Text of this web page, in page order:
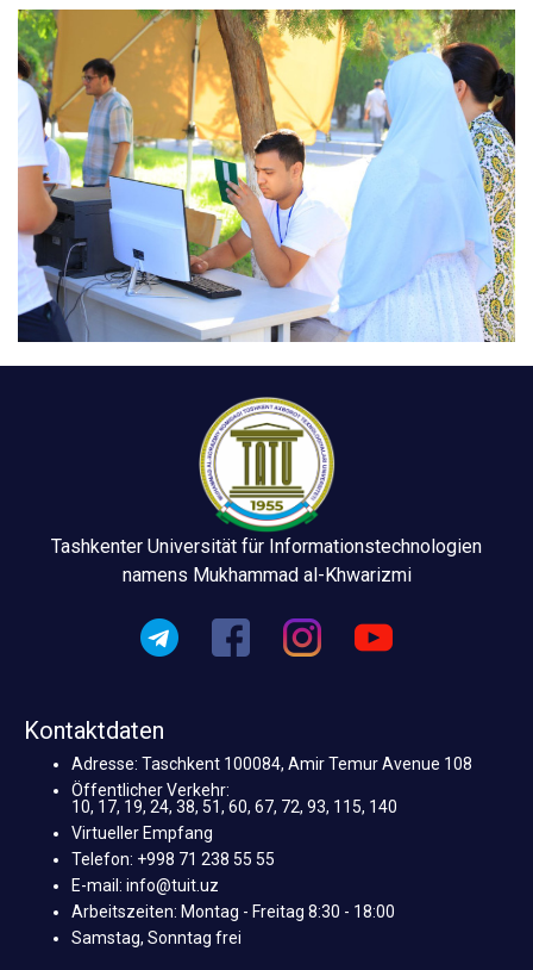
Tashkenter Universität für Informationstechnologien
namens Mukhammad al-Khwarizmi
Kontaktdaten
Adresse: Taschkent 100084, Amir Temur Avenue 108
Öffentlicher Verkehr:
10, 17, 19, 24, 38, 51, 60, 67, 72, 93, 115, 140
Virtueller Empfang
Telefon: +998 71 238 55 55
E-mail: info@tuit.uz
Arbeitszeiten: Montag - Freitag 8:30 - 18:00
Samstag, Sonntag frei